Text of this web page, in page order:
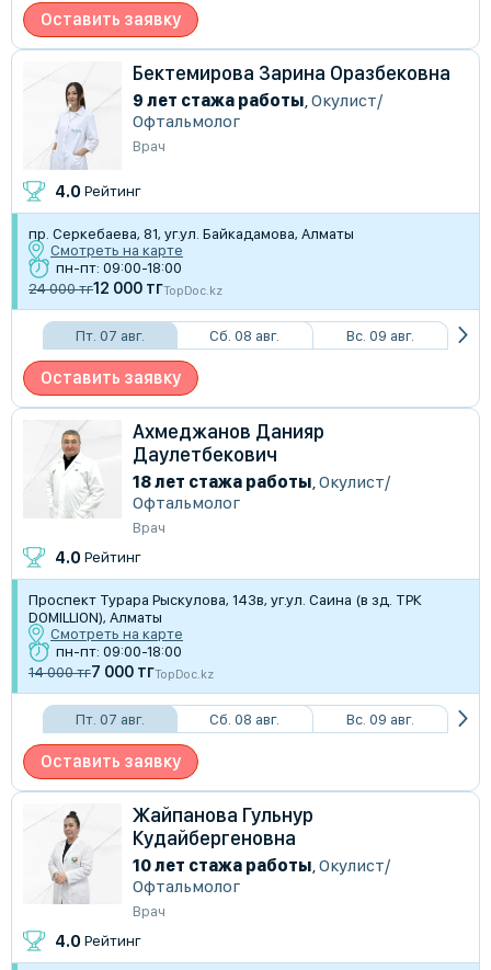
Оставить заявку
Бектемирова Зарина Оразбековна
9 лет стажа работы,Окулист/
Офтальмолог
Врач
4.0 Рейтинг
пр. Серкебаева, 81, уг.ул. Байкадамова, Алматы
Смотреть на карте
пн-пт: 09:00-18:00
24 000 тг12 000 тгTopDoc.kz
Пт. 07 авг. Сб. 08 авг. Вс. 09 авг.
Оставить заявку
Ахмеджанов Данияр
Даулетбекович
18 лет стажа работы,Окулист/
Офтальмолог
Врач
4.0 Рейтинг
Проспект Турара Рыскулова, 143в, уг.ул. Саина (в зд. ТРК
DOMILLION), Алматы
Смотреть на карте
пн-пт: 09:00-18:00
14 000 тг7 000 тгTopDoc.kz
Пт. 07 авг. Сб. 08 авг. Вс. 09 авг.
Оставить заявку
Жайпанова Гульнур
Кудайбергеновна
10 лет стажа работы,Окулист/
Офтальмолог
Врач
4.0 Рейтинг